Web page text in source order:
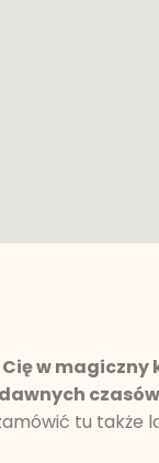
w magiczny
tu także